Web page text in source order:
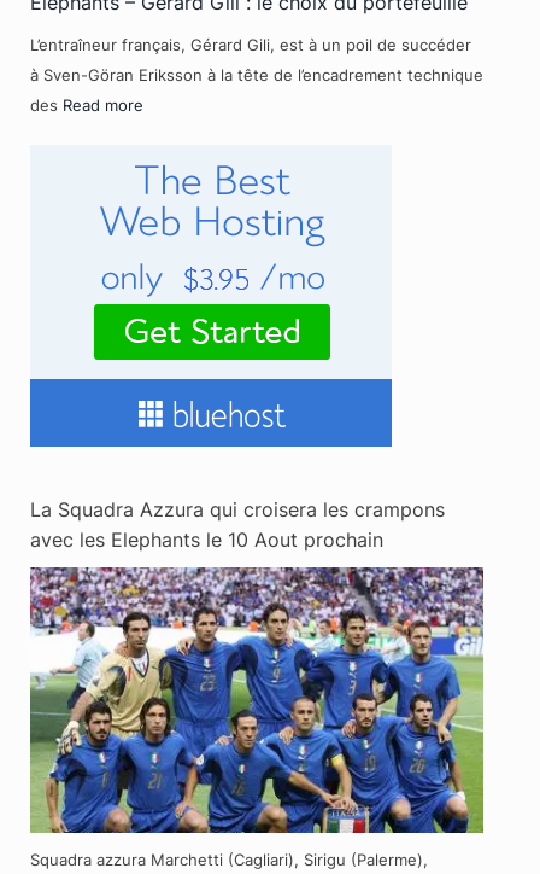
L’entraîneur français, Gérard Gili, est à un poil de succéder
à Sven-Göran Eriksson à la tête de l’encadrement technique
des Read more
La Squadra Azzura qui croisera les crampons
avec les Elephants le 10 Aout prochain
Squadra azzura Marchetti (Cagliari), Sirigu (Palerme),